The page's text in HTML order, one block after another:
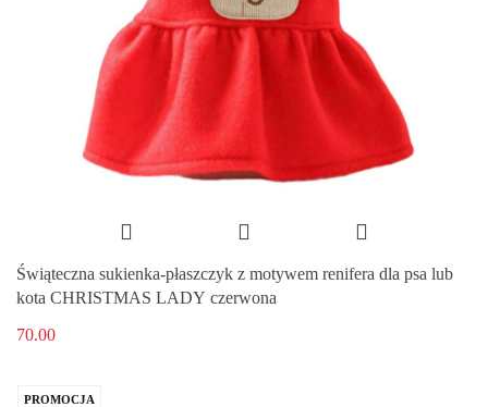
Świąteczna sukienka-płaszczyk z motywem renifera dla psa lub
kota CHRISTMAS LADY czerwona
70.00
PROMOCJA